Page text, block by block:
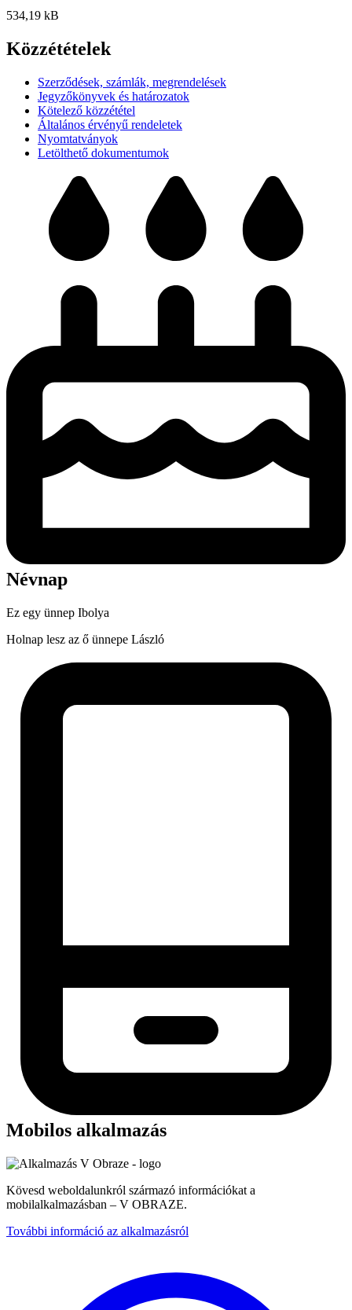
534,19 kB
Közzétételek
Szerződések, számlák, megrendelések
Jegyzőkönyvek és határozatok
Kötelező közzététel
Általános érvényű rendeletek
Nyomtatványok
Letölthető dokumentumok
Névnap
Ez egy ünnep Ibolya
Holnap lesz az ő ünnepe László
Mobilos alkalmazás
Kövesd weboldalunkról származó információkat a
mobilalkalmazásban – V OBRAZE.
További információ az alkalmazásról